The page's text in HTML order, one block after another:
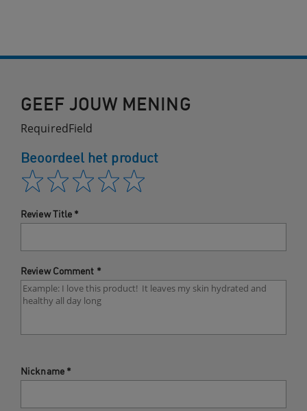
GEEF JOUW MENING
RequiredField
Beoordeel het product
Review Title *
Review Comment *
Nickname *